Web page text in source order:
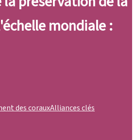
mondiale :
des corauxAlliances clés